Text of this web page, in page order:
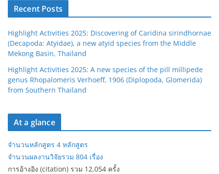
Recent Posts
Highlight Activities 2025: Discovering of Caridina sirindhornae
(Decapoda: Atyidae), a new atyid species from the Middle
Mekong Basin, Thailand
Highlight Activities 2025: A new species of the pill millipede
genus Rhopalomeris Verhoeff, 1906 (Diplopoda, Glomerida)
from Southern Thailand
At a glance
จำนวนหลักสูตร 4 หลักสูตร
จำนวนผลงานวิจัยรวม 804 เรื่อง
การอ้างอิง (citation) รวม 12,054 ครั้ง